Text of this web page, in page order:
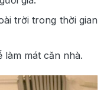
trời trong thời gian
làm mát căn nhà.